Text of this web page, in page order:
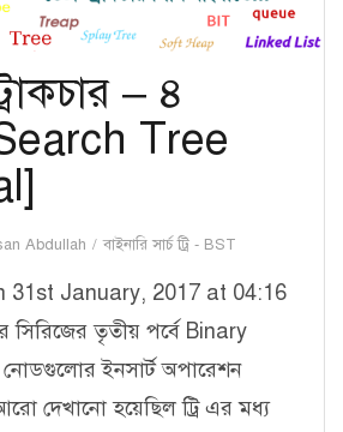
value]
– ৪
Tree
Abdullah বাইনারি সার্চ ট্রি - BST
31st January, 2017 at 04:16
সিরিজের তৃতীয় পর্বে Binary
ইনসার্ট অপারেশন
দেখানো হয়েছিল ট্রি এর মধ্য